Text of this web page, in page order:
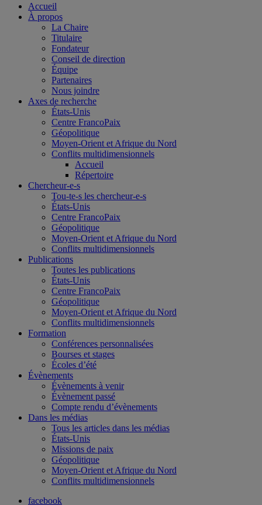
Accueil
À propos
La Chaire
Titulaire
Fondateur
Conseil de direction
Équipe
Partenaires
Nous joindre
Axes de recherche
États-Unis
Centre FrancoPaix
Géopolitique
Moyen-Orient et Afrique du Nord
Conflits multidimensionnels
Accueil
Répertoire
Chercheur-e-s
Tou-te-s les chercheur-e-s
États-Unis
Centre FrancoPaix
Géopolitique
Moyen-Orient et Afrique du Nord
Conflits multidimensionnels
Publications
Toutes les publications
États-Unis
Centre FrancoPaix
Géopolitique
Moyen-Orient et Afrique du Nord
Conflits multidimensionnels
Formation
Conférences personnalisées
Bourses et stages
Écoles d’été
Évènements
Évènements à venir
Évènement passé
Compte rendu d’évènements
Dans les médias
Tous les articles dans les médias
États-Unis
Missions de paix
Géopolitique
Moyen-Orient et Afrique du Nord
Conflits multidimensionnels
facebook